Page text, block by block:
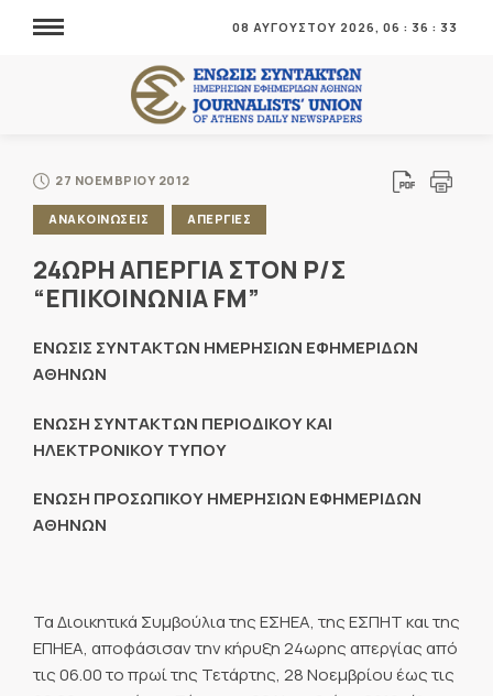
08 ΑΥΓΟΥΣΤΟΥ 2026, 06 : 36 : 34
27 ΝΟΕΜΒΡΙΟΥ 2012
ΑΝΑΚΟΙΝΩΣΕΙΣ ΑΠΕΡΓΙΕΣ
24ΩΡΗ ΑΠΕΡΓΙΑ ΣΤΟΝ Ρ/Σ
“ΕΠΙΚΟΙΝΩΝΙΑ FM”
ΕΝΩΣΙΣ ΣΥΝΤΑΚΤΩΝ ΗΜΕΡΗΣΙΩΝ ΕΦΗΜΕΡΙΔΩΝ
ΑΘΗΝΩΝ
ΕΝΩΣΗ ΣΥΝΤΑΚΤΩΝ ΠΕΡΙΟΔΙΚΟΥ ΚΑΙ
ΗΛΕΚΤΡΟΝΙΚΟΥ ΤΥΠΟΥ
ΕΝΩΣΗ ΠΡΟΣΩΠΙΚΟΥ ΗΜΕΡΗΣΙΩΝ ΕΦΗΜΕΡΙΔΩΝ
ΑΘΗΝΩΝ
Τα Διοικητικά Συμβούλια της ΕΣΗΕΑ, της ΕΣΠΗΤ και της
ΕΠΗΕΑ, αποφάσισαν την κήρυξη 24ωρης απεργίας από
τις 06.00 το πρωί της Τετάρτης, 28 Νοεμβρίου έως τις